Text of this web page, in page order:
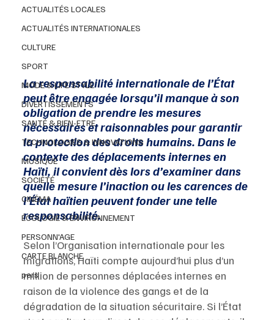
ACTUALITÉS LOCALES
ACTUALITÉS INTERNATIONALES
CULTURE
SPORT
MODE & LIFE STYLE
DIVERTISSEMENTS
SANTÉ & BIEN-ETRE
TECHNOLOGIES & INNOVATIONS
MUSIQUE
SOCIÉTÉ
CINÉMA
ÉCOLOGIE & ENVIRONNEMENT
PERSONN'AGE
CARTE BLANCHE
pers
La responsabilité internationale de l’État
peut être engagée lorsqu’il manque à son
obligation de prendre les mesures
nécessaires et raisonnables pour garantir
la protection des droits humains. Dans le
contexte des déplacements internes en
Haïti, il convient dès lors d’examiner dans
quelle mesure l’inaction ou les carences de
l’État haïtien peuvent fonder une telle
responsabilité.
Selon l’Organisation internationale pour les
migrations, Haïti compte aujourd’hui plus d’un
million de personnes déplacées internes en
raison de la violence des gangs et de la
dégradation de la situation sécuritaire. Si l’État